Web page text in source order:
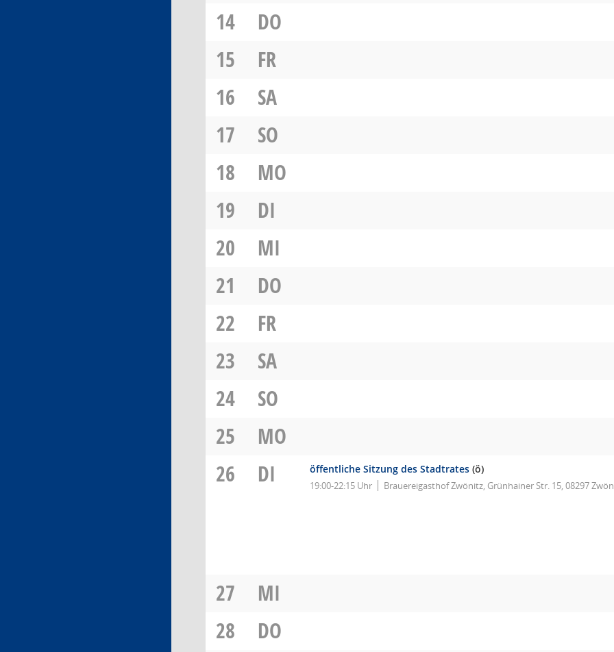
14
DO
15
FR
16
SA
17
SO
18
MO
19
DI
20
MI
21
DO
22
FR
23
SA
24
SO
25
MO
26
DI öffentliche Sitzung des Stadtrates (ö)
19:00-22:15 Uhr Brauereigasthof Zwönitz, Grünhainer Str. 15, 08297
27
MI
28
DO